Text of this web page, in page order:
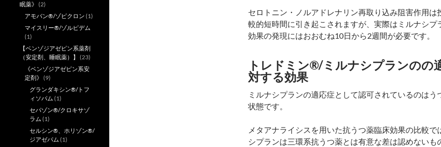
セロトニン・ノルアドレナリン再取り込み阻害作用は
較的短時間に引き起こされますが、実際はミルナシプ
効果の発現にはおおむね10日から2週間が必要です。
トレドミン®/ミルナシプランのの
対する効果
ミルナシプランの適応症として認可されているのはう
状態です。
メタアナライシスを用いた抗うつ薬臨床効果の比較で
シプランは三環系抗うつ薬とは有意な差は認めないも
眠薬》 (2)
アモバン®/ゾピクロン (1)
マイスリー®/ゾルピデム
(1)
【ベンゾジアゼピン系薬剤
（安定剤、睡眠薬）】
(23)
《ベンゾジアゼピン系安
定剤》 (9)
グランダキシン®/トフ
ィソパム (1)
セパゾン®/クロキサゾ
ラム (1)
セルシン®、ホリゾン®/
ジアゼパム (1)